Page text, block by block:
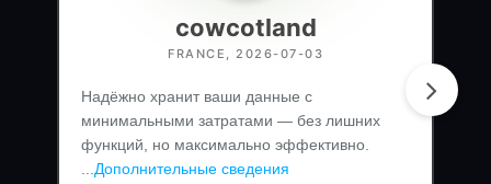
cowcotland
FRANCE, 2026-07-03
Надёжно хранит ваши данные с
минимальными затратами — без лишних
функций, но максимально эффективно.
Дополнительные сведения